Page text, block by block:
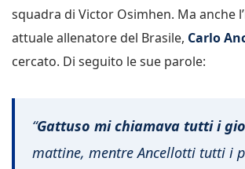
squadra di Victor Osimhen. Ma anche
attuale allenatore del Brasile, Carlo
cercato. Di seguito le sue parole:
“Gattuso mi chiamava tutti i
mattine, mentre Ancellotti tutti i